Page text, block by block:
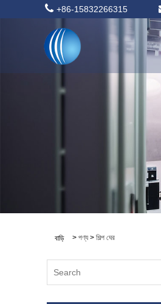
+86-15832266315
বাড়ি > পণ্য> শিল্প ঘের